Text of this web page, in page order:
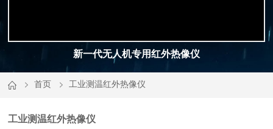
新一代无人机专用红外热像仪
首页 工业测温红外热像仪
工业测温红外热像仪